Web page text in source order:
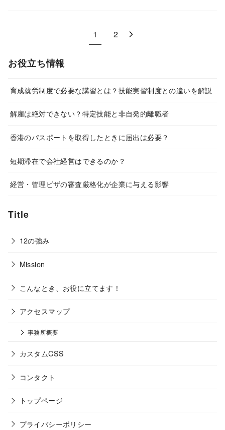
1 2
お役立ち情報
育成就労制度で必要な講習とは？技能実習制度との違いを解説
解雇は絶対できない？特定技能と非自発的離職者
香港のパスポートを取得したときに届出は必要？
短期滞在で会社経営はできるのか？
経営・管理ビザの審査厳格化が企業に与える影響
Title
12の強み
Mission
こんなとき、お役に立てます！
アクセスマップ
事務所概要
カスタムCSS
コンタクト
トップページ
プライバシーポリシー